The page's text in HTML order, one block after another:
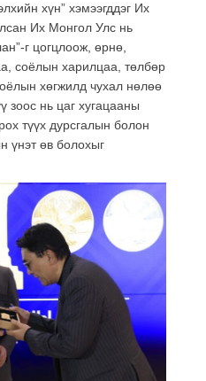
хүн” хэмээгддэг Их
Их Монгол Улс нь
г цогцлоож, өрнө,
соёлын харилцаа, төлбөр
хөгжилд чухал нөлөө
зоос нь цаг хугацааны
түүх дурсгалын болон
үнэт өв болохыг